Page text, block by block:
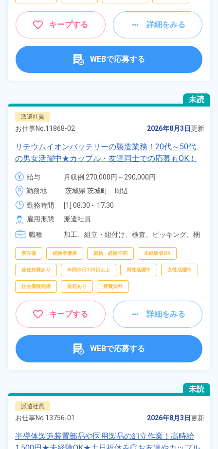
キープする 詳細をみる
WEBで応募する
未読
派遣社員
お仕事No. 11868-02 2026年8月3日更新
リチウムイオンバッテリーの製造業務！20代～50代
の男女活躍中★カップル・友達同士での応募もOK！
マイカー通勤OK！無料駐車場あり！年間休日133日！
赴任旅費会社負担！日払いあり！空調完備で快適！備
品付ワンルーム寮完備！《茨城県東茨城郡》
給与
月収例 270,000円～290,000円
時給 1,420円～1,420円
勤務地
茨城県 茨城町　周辺
勤務時間
[1] 08:30～17:30
[2] 20:30～05:30
[3] 08:30～18:30
[4] 20:30～06:30
雇用形態
派遣社員
職種
加工、 組立・組付け、 検査、 ピッキング、 梱
寮完備 経験者優遇 資格・経験不問 未経験者OK
赴任旅費あり 年間休日120日以上 男性活躍中 女性活躍中
社会保険完備 送迎あり 寮費無料
キープする 詳細をみる
WEBで応募する
未読
派遣社員
お仕事No. 13756-01 2026年8月3日更新
半導体製造装置部品や医用製品の組立作業！高時給